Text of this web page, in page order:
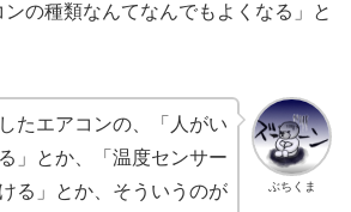
の種類なんてなんでもよくなる」と
ぶちくま
たエアコンの、「人がい
」とか、「温度センサー
る」とか、そういうのが